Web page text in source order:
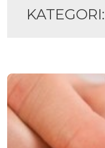
KATEGORI: